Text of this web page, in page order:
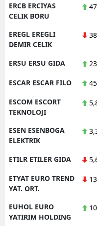
ERCB ERCIYAS
CELIK BORU
EREGL EREGLI
DEMIR CELIK
ERSU ERSU GIDA
ESCAR ESCAR FILO
ESCOM ESCORT
TEKNOLOJI
ESEN ESENBOGA
ELEKTRIK
ETILR ETILER GIDA
ETYAT EURO TREND
YAT. ORT.
EUHOL EURO
YATIRIM HOLDING